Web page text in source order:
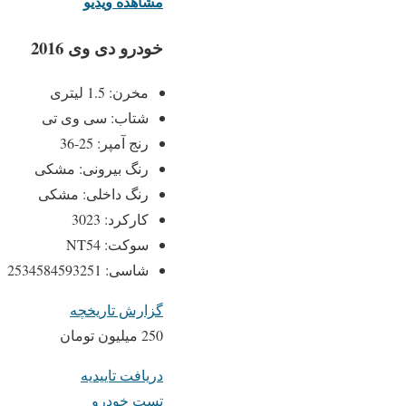
خودرو دی وی 2016
مخرن: 1.5 لیتری
شتاب: سی وی تی
رنج آمپر: 25-36
رنگ بیرونی: مشکی
رنگ داخلی: مشکی
کارکرد: 3023
سوکت: NT54
شاسی: 2534584593251
گزارش تاریخچه
250 میلیون تومان
دریافت تاییدیه
تست خودرو